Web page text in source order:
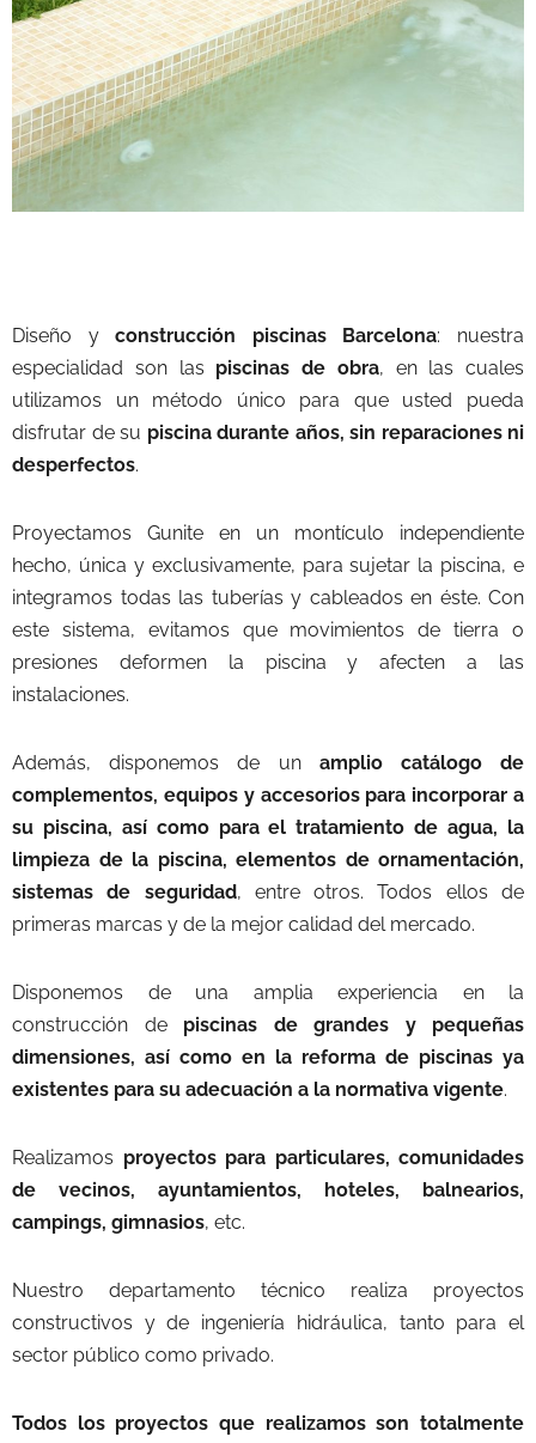
Diseño yconstrucción piscinas Barcelona: nuestra
especialidad son las piscinas de obra, en las cuales
utilizamos un método único para que usted pueda
disfrutar de su piscina durante años, sin reparaciones ni
desperfectos.
Proyectamos Gunite en un montículo independiente
hecho, única y exclusivamente, para sujetar la piscina, e
integramos todas las tuberías y cableados en éste. Con
este sistema, evitamos que movimientos de tierra o
presiones deformen la piscina y afecten a las
instalaciones.
Además, disponemos de un amplio catálogo de
complementos, equipos y accesorios para incorporar a
su piscina, así como para el tratamiento de agua, la
limpieza de la piscina, elementos de ornamentación,
sistemas de seguridad, entre otros. Todos ellos de
primeras marcas y de la mejor calidad del mercado.
Disponemos de una amplia experiencia en la
construcción de piscinas de grandes y pequeñas
dimensiones, así como en la reforma de piscinas ya
existentes para su adecuación a la normativa vigente.
Realizamos proyectos para particulares, comunidades
de vecinos, ayuntamientos, hoteles, balnearios,
campings, gimnasios, etc.
Nuestro departamento técnico realiza proyectos
constructivos y de ingeniería hidráulica, tanto para el
sector público como privado.
Todos los proyectos que realizamos son totalmente